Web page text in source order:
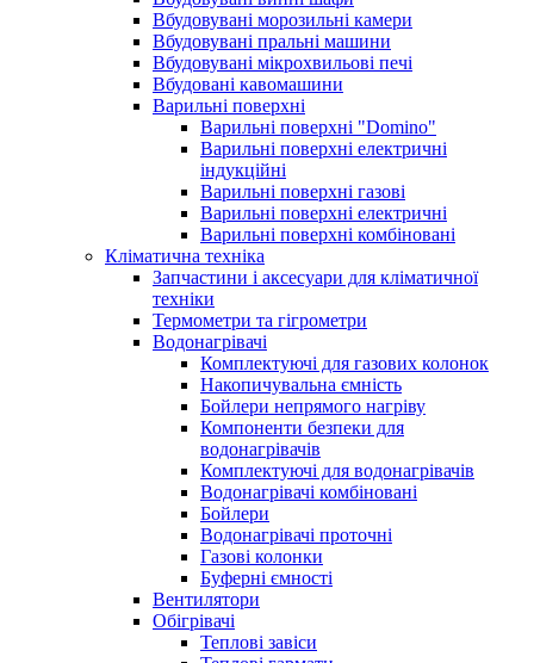
Вбудовувані морозильні камери
Вбудовувані пральні машини
Вбудовувані мікрохвильові печі
Вбудовані кавомашини
Варильні поверхні
Варильні поверхні "Domino"
Варильні поверхні електричні
індукційні
Варильні поверхні газові
Варильні поверхні електричні
Варильні поверхні комбіновані
Кліматична техніка
Запчастини і аксесуари для кліматичної
техніки
Термометри та гігрометри
Водонагрівачі
Комплектуючі для газових колонок
Накопичувальна ємність
Бойлери непрямого нагріву
Компоненти безпеки для
водонагрівачів
Комплектуючі для водонагрівачів
Водонагрівачі комбіновані
Бойлери
Водонагрівачі проточні
Газові колонки
Буферні ємності
Вентилятори
Обігрівачі
Теплові завіси